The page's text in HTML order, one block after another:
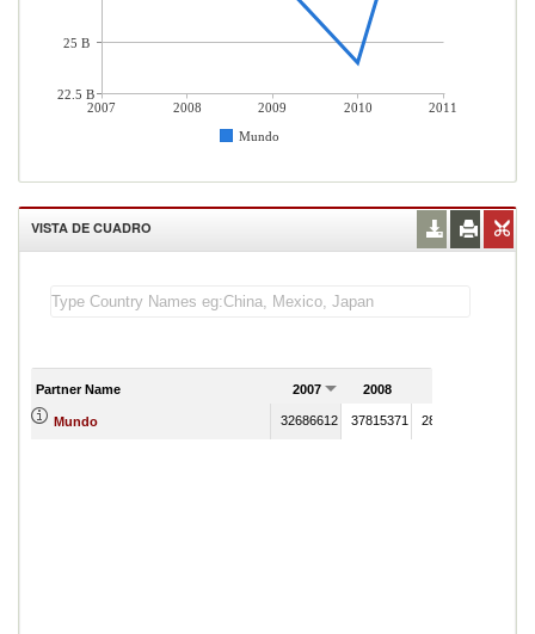
2007 2008 2009 2010
2011
Mundo
25 B
22.5 B
VISTA DE CUADRO
Partner Name 2007 2008
Mundo 32686612 37815371 28408679